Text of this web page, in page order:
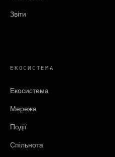
Звіти
ЕКОСИСТЕМА
Екосистема
Мережа
Події
Спільнота